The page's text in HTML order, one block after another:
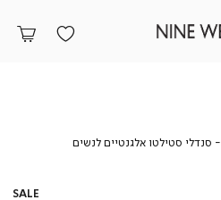
Outlet
סנדלי סטילטו אלגנטיים לנשיםסנדלי
SALE